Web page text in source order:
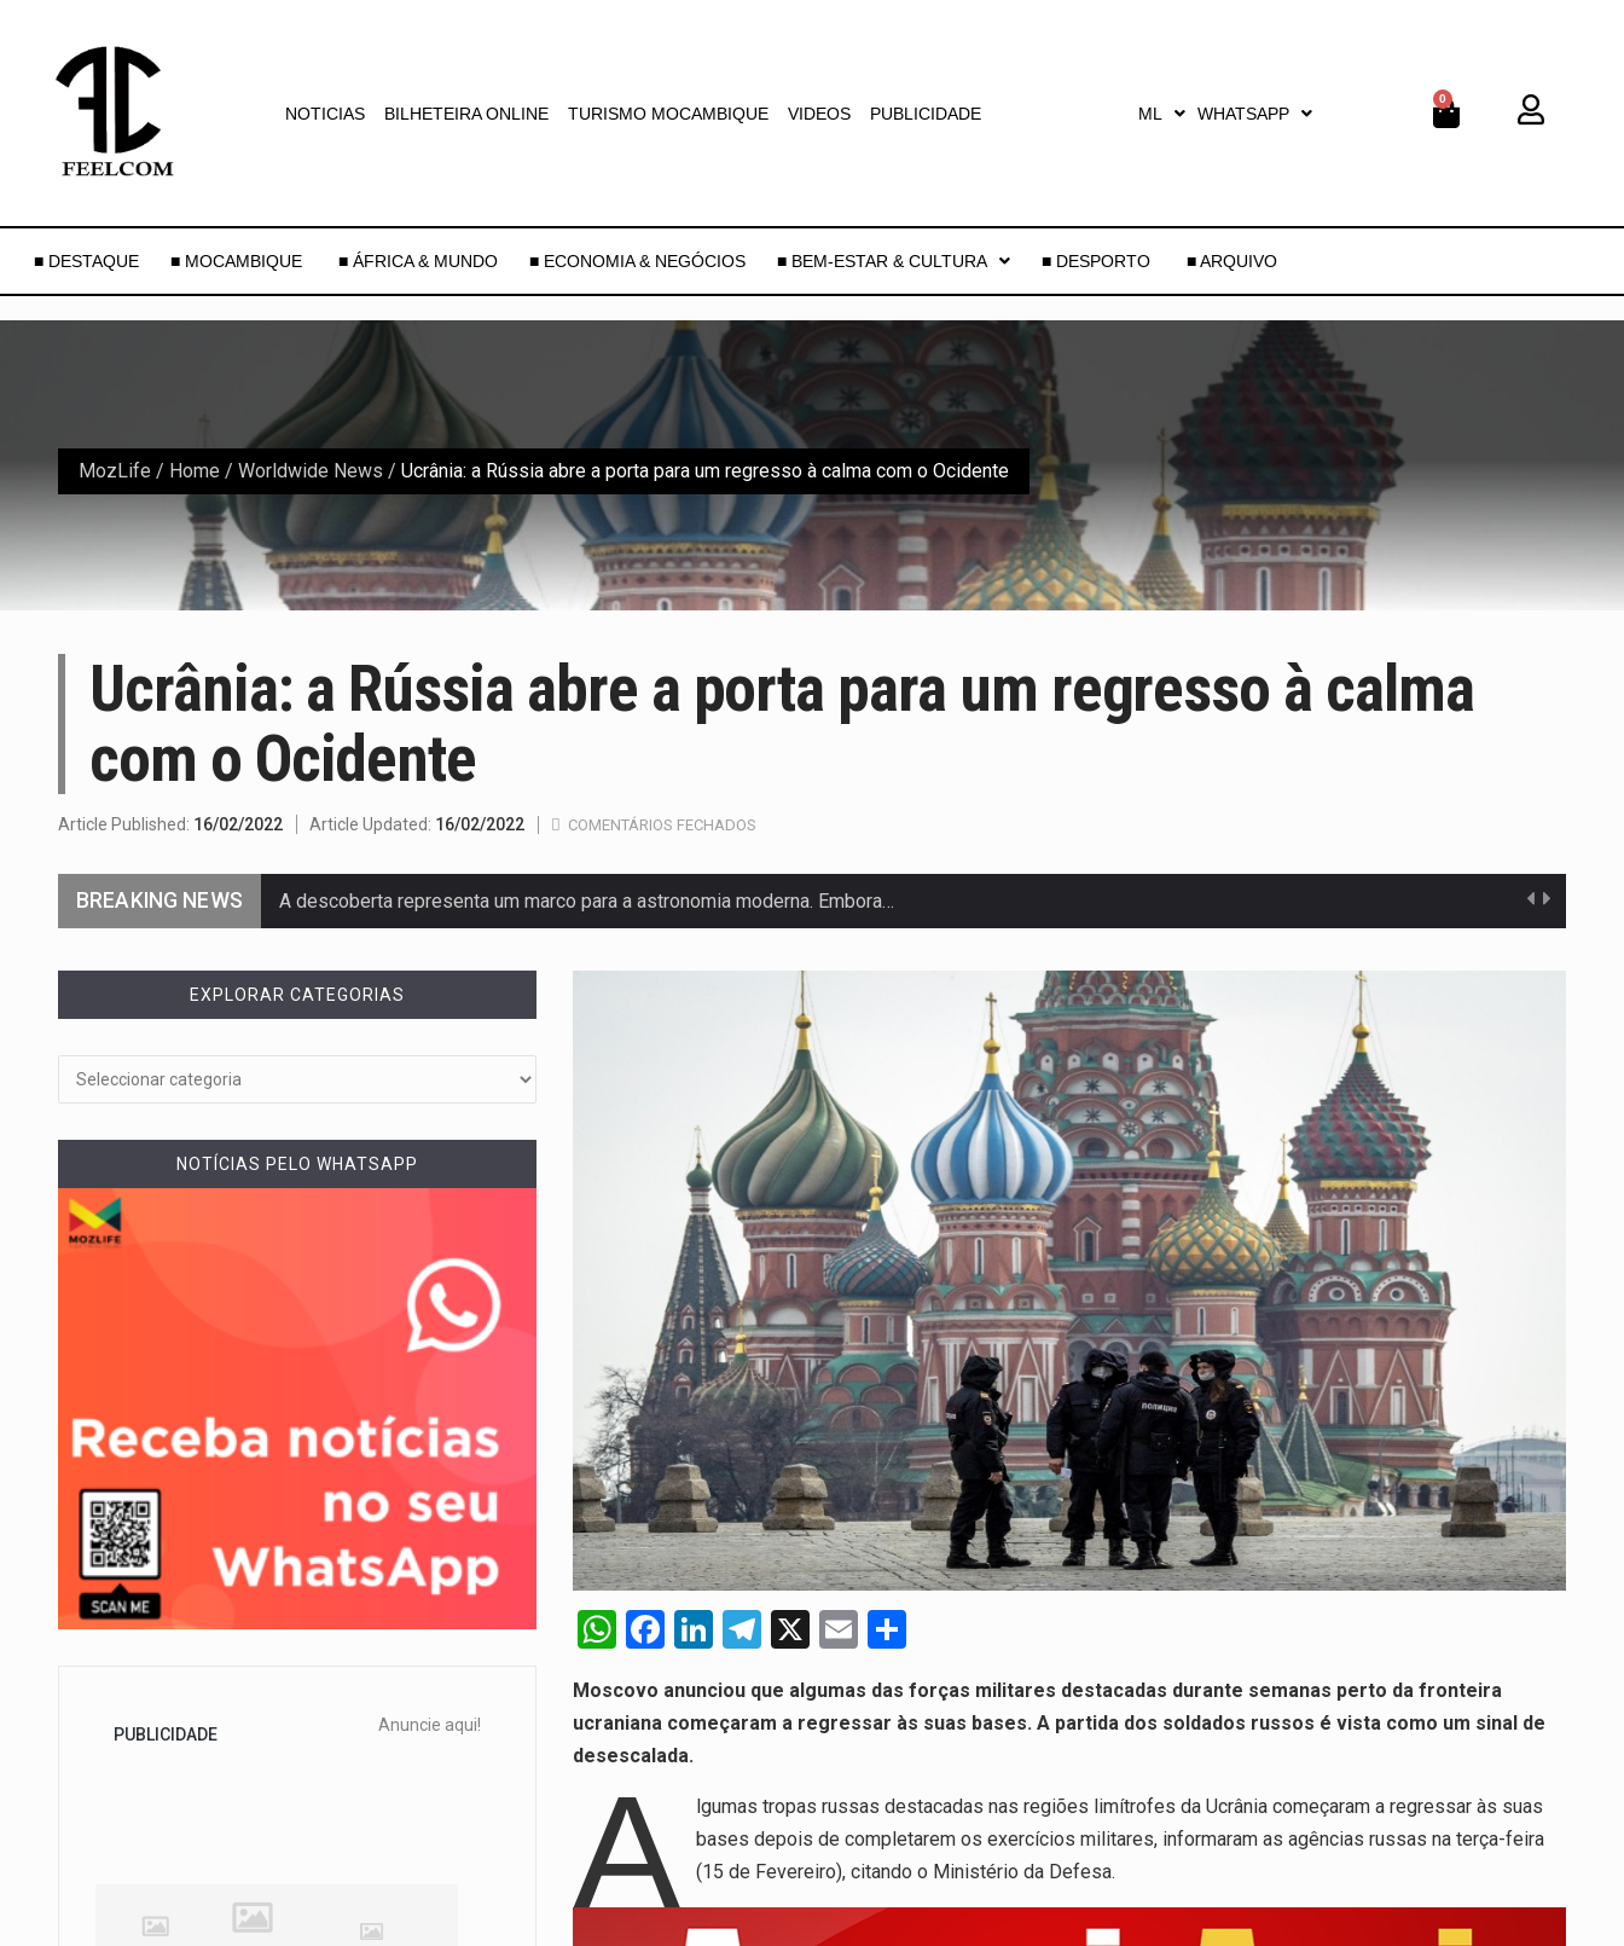
NOTICIAS BILHETEIRA ONLINE TURISMO MOCAMBIQUE VIDEOS PUBLICIDADE ML WHATSAPP
0
■ DESTAQUE ■ MOCAMBIQUE ■ ÁFRICA & MUNDO ■ ECONOMIA & NEGÓCIOS ■ BEM-ESTAR & CULTURA ■ DESPORTO ■ ARQUIVO
MozLife / Home / Worldwide News / Ucrânia: a Rússia abre a porta para um regresso à calma com o Ocidente
Ucrânia: a Rússia abre a porta para um regresso à calma
com o Ocidente
Article Published: 16/02/2022 Article Updated: 16/02/2022 COMENTÁRIOS FECHADOS
BREAKING NEWS A descoberta representa um marco para a astronomia moderna. Embora…
A cidade de Bunia, capital da província de Ituri, tornou-se…
O pagamento marca o desfecho de um dos processos mais…
O programa, cuja implementação está prevista entre abril de 2026…
A nova legislação estabelece um prazo de 180 dias para…
O Departamento de Estado norte-americano confirmou que cidadãos dos Estados…
A final coloca frente a frente duas equipas que chegaram…
W
at
s
p
p
F
ce
b
k
Li
ke
dI
T
e
gr
m
X
E
ail ar
e
Moscovo anunciou que algumas das forças militares destacadas durante semanas perto da fronteira
ucraniana começaram a regressar às suas bases. A partida dos soldados russos é vista como um sinal de
desescalada.
A
lgumas tropas russas destacadas nas regiões limítrofes da Ucrânia começaram a regressar às suas
bases depois de completarem os exercícios militares, informaram as agências russas na terça-feira
(15 de Fevereiro), citando o Ministério da Defesa.
EXPLORAR CATEGORIAS
NOTÍCIAS PELO WHATSAPP
PUBLICIDADE Anuncie aqui!